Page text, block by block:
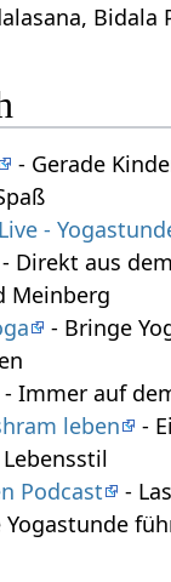
Bidala
- Gerade
-
- Direkt aus
Meinberg
- Bringe
- Immer auf
leben
-
Podcast
-